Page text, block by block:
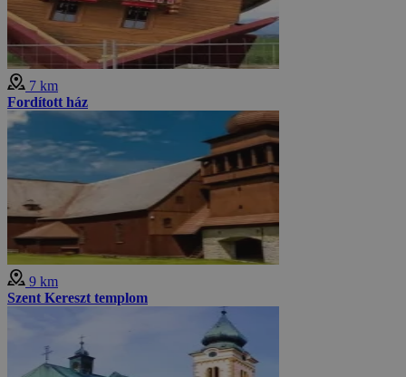
7 km
Fordított ház
9 km
Szent Kereszt templom